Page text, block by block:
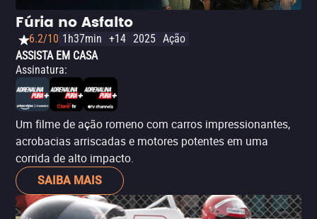
Fúria no Asfalto
6.2/10 1h37min +14 2025 Ação
ASSISTA EM CASA
Assinatura:
Um filme de ação romeno com carros impressionantes,
acrobacias arriscadas e motores potentes em uma
corrida de alto impacto.
SAIBA MAIS